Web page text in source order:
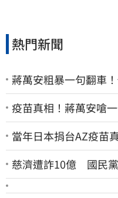
熱門新聞
蔣萬安粗暴一句翻車
疫苗真相！蔣萬安嗆
當年日本捐台AZ疫
慈濟遭詐10億 國民